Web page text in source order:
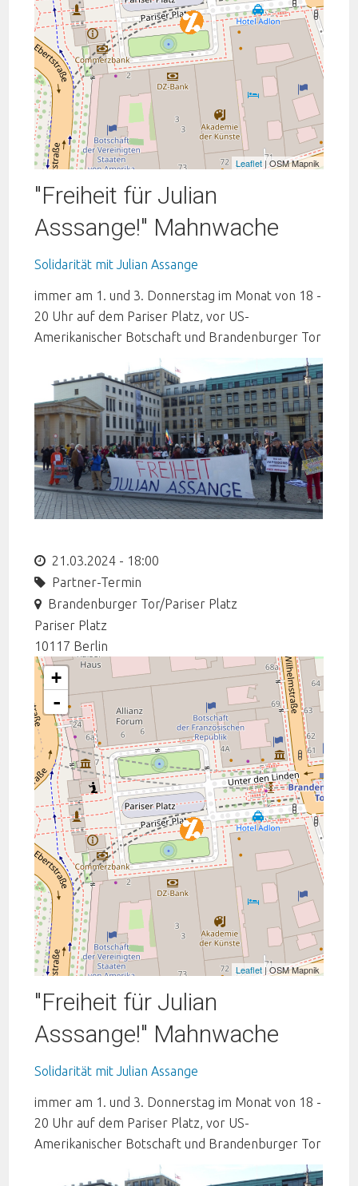
Leaflet| OSM Mapnik
"Freiheit für Julian
Asssange!" Mahnwache
Solidarität mit Julian Assange
immer am 1. und 3. Donnerstag im Monat von 18 -
20 Uhr auf dem Pariser Platz, vor US-
Amerikanischer Botschaft und Brandenburger Tor
21.03.2024 - 18:00
Partner-Termin
Brandenburger Tor/Pariser Platz
Pariser Platz
10117 Berlin
+
-
Leaflet| OSM Mapnik
"Freiheit für Julian
Asssange!" Mahnwache
Solidarität mit Julian Assange
immer am 1. und 3. Donnerstag im Monat von 18 -
20 Uhr auf dem Pariser Platz, vor US-
Amerikanischer Botschaft und Brandenburger Tor